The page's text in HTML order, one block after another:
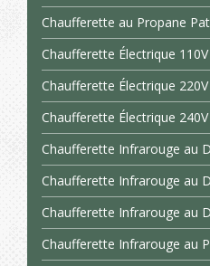
Chaufferette au Propane
Chaufferette Électrique
Chaufferette Électrique 220V
Chaufferette Électrique
Chaufferette Infrarouge au
Chaufferette Infrarouge au
Chaufferette Infrarouge au
Chaufferette Infrarouge au